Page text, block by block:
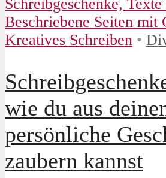
Kreatives Schreiben •
wie du aus
persönliche
zaubern kannst